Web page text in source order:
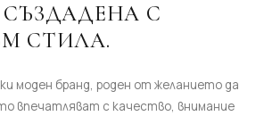
С
СТИЛА.
моден бранд, роден от желанието да
впечатляват с качество, внимание